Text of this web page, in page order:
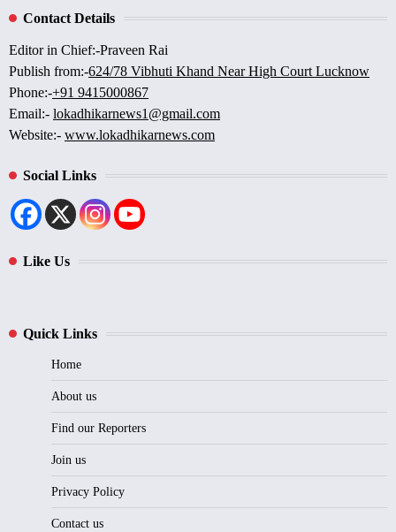
Contact Details
Editor in Chief:-Praveen Rai
Publish from:-624/78 Vibhuti Khand Near High Court Lucknow
Phone:-+91 9415000867
Email:- lokadhikarnews1@gmail.com
Website:- www.lokadhikarnews.com
Social Links
Like Us
Quick Links
Home
About us
Find our Reporters
Join us
Privacy Policy
Contact us